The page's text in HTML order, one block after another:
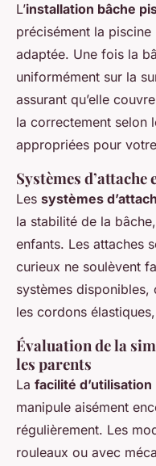
L’installation bâche
précisément la
adaptée. Une fois la
uniformément sur la
assurant qu’elle
la correctement selon
appropriées pour
Systèmes d’attache
Les systèmes
la stabilité de la
enfants. Les attaches
curieux ne soulèvent
systèmes disponibles,
les cordons
Évaluation de la
les parents
La facilité d’utilisation
manipule aisément
régulièrement. Les
rouleaux ou avec